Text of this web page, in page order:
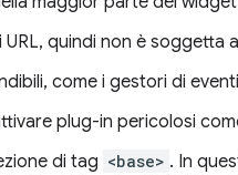
quindi non è soggetta
come i gestori di eventi
plug-in pericolosi
di tag <base> . In